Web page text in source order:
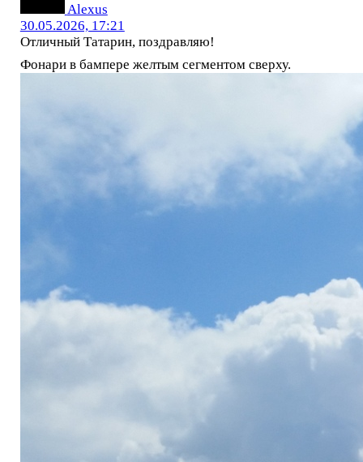
Alexus
30.05.2026, 17:21
Отличный Татарин, поздравляю!
Фонари в бампере желтым сегментом сверху.